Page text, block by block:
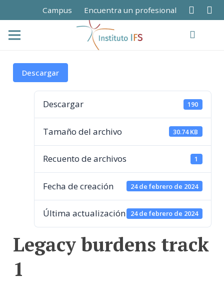
Campus Encuentra un profesional
Descargar
Descargar 190
Tamaño del archivo 30.74 KB
Recuento de archivos 1
Fecha de creación 24 de febrero de 2024
Última actualización 24 de febrero de 2024
Legacy burdens track
1